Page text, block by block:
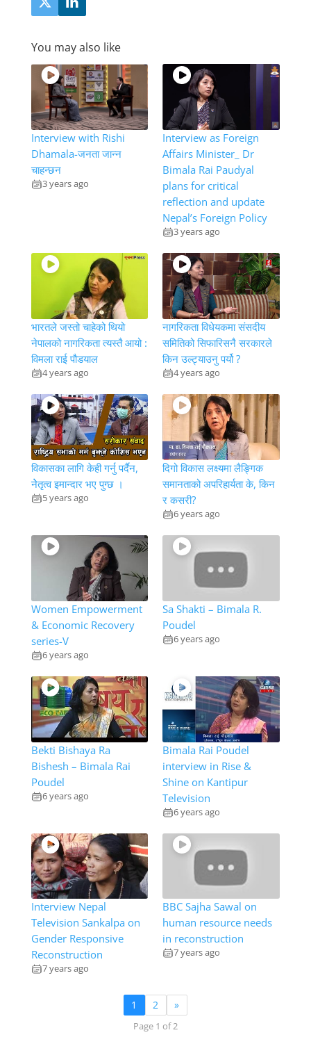
You may also like
Interview with Rishi
Dhamala-जनता जान्न
चाहन्छन
3 years ago
Interview as Foreign
Affairs Minister_ Dr
Bimala Rai Paudyal
plans for critical
reflection and update
Nepal’s Foreign Policy
3 years ago
भारतले जस्तो चाहेको थियो
नेपालको नागरिकता त्यस्तै आयो :
विमला राई पौडयाल
4 years ago
नागरिकता विधेयकमा संसदीय
समितिको सिफारिसनै सरकारले
किन उल्ट्याउनु पर्यो ?
4 years ago
विकासका लागि केही गर्नु पर्दैन,
नेेतृत्व इमान्दार भए पुग्छ ।
5 years ago
दिगो विकास लक्ष्यमा लैङ्गिक
समानताको अपरिहार्यता के, किन
र कसरी?
6 years ago
Women Empowerment
& Economic Recovery
series-V
6 years ago
Sa Shakti – Bimala R.
Poudel
6 years ago
Bekti Bishaya Ra
Bishesh – Bimala Rai
Poudel
6 years ago
Bimala Rai Poudel
interview in Rise &
Shine on Kantipur
Television
6 years ago
Interview Nepal
Television Sankalpa on
Gender Responsive
Reconstruction
7 years ago
BBC Sajha Sawal on
human resource needs
in reconstruction
7 years ago
1 2 »
Page 1 of 2